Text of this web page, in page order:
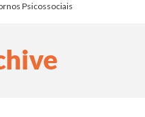
Psicossociais